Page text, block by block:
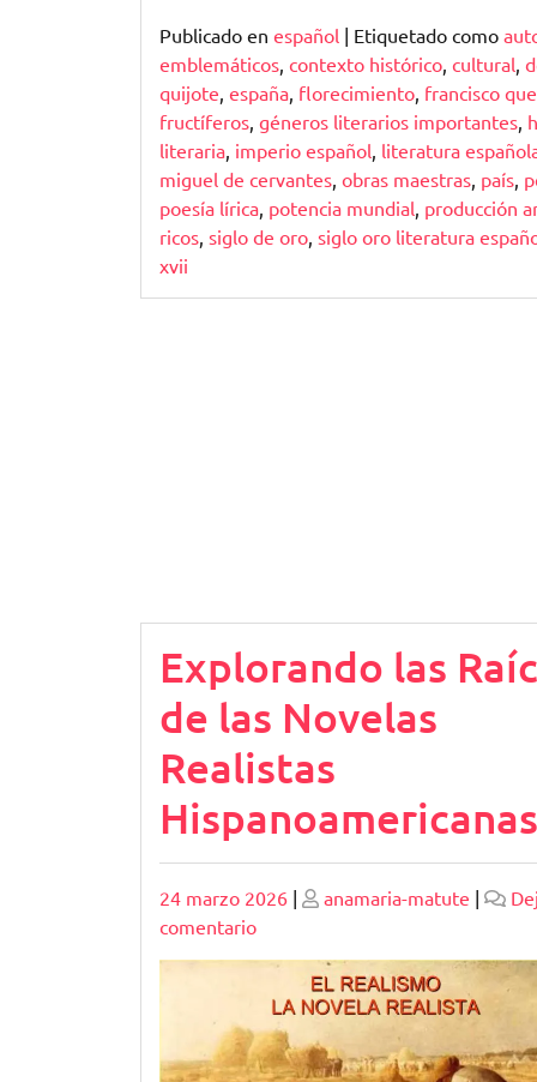
Publicado en español | Etiquetado como
emblemáticos contexto histórico cultural
quijote españa florecimiento francisco
fructíferos géneros literarios importantes
literaria imperio español literatura
miguel de cervantes obras maestras país
poesía lírica potencia mundial producción
ricos siglo de oro siglo oro literatura
xvii
Explorando las
de las Novelas
Realistas
Hispanoamericanas
Publicado
24 marzo 2026 | Publicado
anamaria-matute |
comentarioen
Explorando
Raíces
de
las